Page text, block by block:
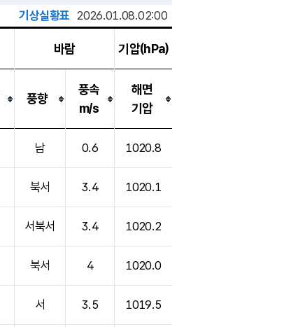
기상실황표 2026.01.08.02:00
바람 기압(hPa)
풍향
풍속
m/s
해면
기압
남 0.6 1020.8
북서 3.4 1020.1
서북서 3.4 1020.2
북서 4 1020.0
서 3.5 1019.5